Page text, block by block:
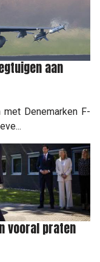
aan
met Denemarken F-
vooral praten